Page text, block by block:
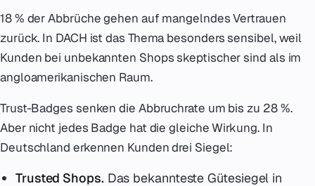
18 % der Abbrüche gehen auf mangelndes Vertrauen
zurück. In DACH ist das Thema besonders sensibel, weil
Kunden bei unbekannten Shops skeptischer sind als im
angloamerikanischen Raum.
Trust-Badges senken die Abbruchrate um bis zu 28 %.
Aber nicht jedes Badge hat die gleiche Wirkung. In
Deutschland erkennen Kunden drei Siegel:
Trusted Shops. Das bekannteste Gütesiegel in